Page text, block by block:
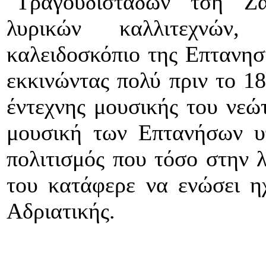
λυρικών
καλειδοσκόπιο της
εκκινώντας πολύ πριν το
έντεχνης μουσικής του
μουσική των Επτανήσων
πολιτισμός που τόσο στην
του κατάφερε να ενώσει
Αδριατικής.